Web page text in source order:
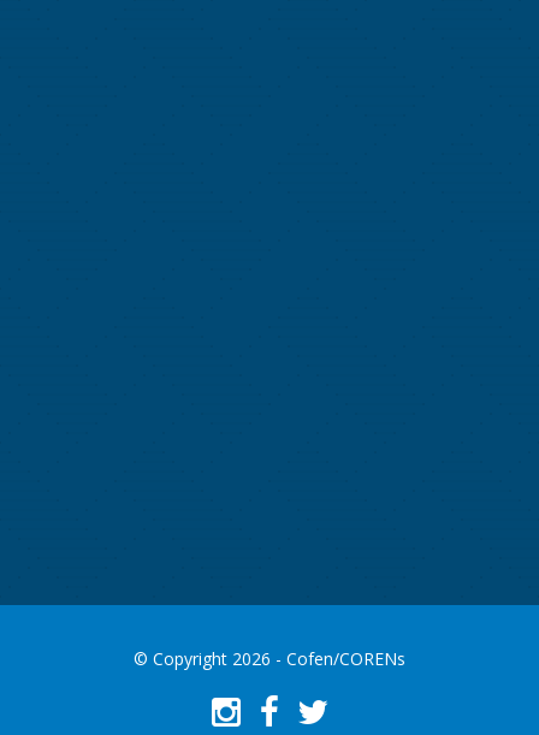
© Copyright 2026 - Cofen/CORENs